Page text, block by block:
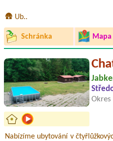
🛖 Ub..
Schránka Mapa
Okres
Nabízíme ubytování v